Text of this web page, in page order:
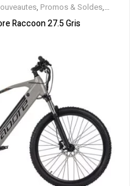
, Promos & Soldes,
,Velos Electriques,VTT
Raccoon 27.5 Gris